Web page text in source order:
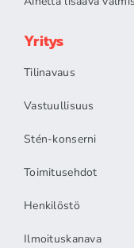
Yritys
Tilinavaus
Vastuullisuus
Stén-konserni
Toimitusehdot
Henkilöstö
Ilmoituskanava